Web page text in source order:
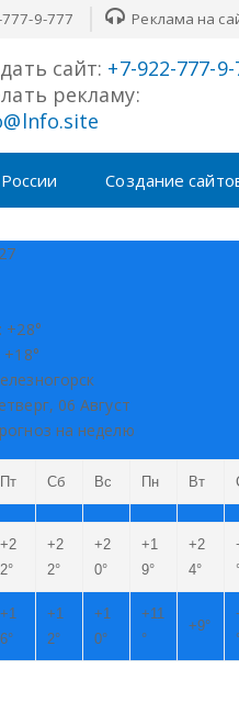
9-777 Реклама на
сайт: +7-922-777-
рекламу:
Создание
27
+28°
+18°
06 Август
на неделю
Пт Сб Вс Пн Вт
+2
2°
+2
2°
+2
0°
+1
9°
+2
4°
+1
6°
+1
2°
+1
0°
+11
°
+9°